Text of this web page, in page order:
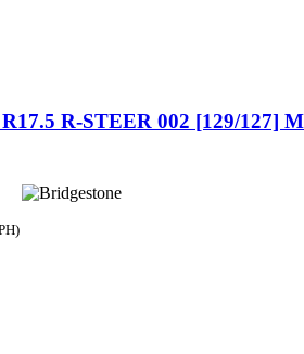
R-STEER 002 [129/127] M